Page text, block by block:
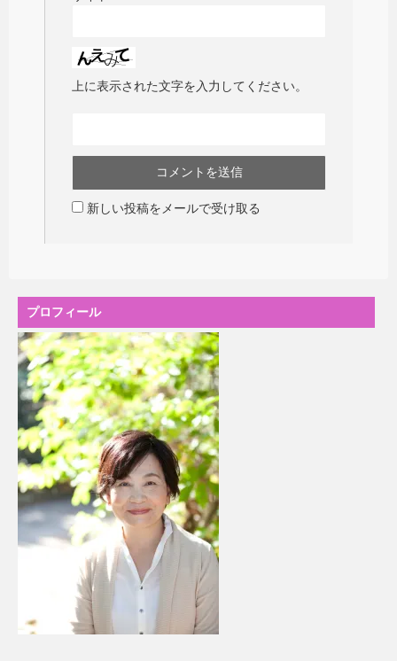
上に表示された文字を入力してください。
新しい投稿をメールで受け取る
プロフィール